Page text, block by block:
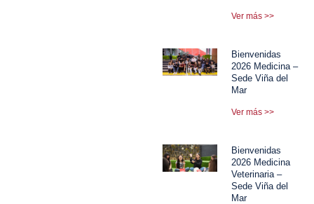
Ver más >>
Bienvenidas
2026 Medicina –
Sede Viña del
Mar
Ver más >>
Bienvenidas
2026 Medicina
Veterinaria –
Sede Viña del
Mar